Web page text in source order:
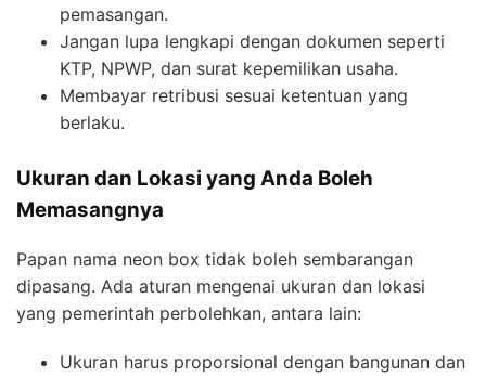
pemasangan.
Jangan lupa lengkapi dengan dokumen seperti
KTP, NPWP, dan surat kepemilikan usaha.
Membayar retribusi sesuai ketentuan yang
berlaku.
Ukuran dan Lokasi yang Anda Boleh
Memasangnya
Papan nama neon box tidak boleh sembarangan
dipasang. Ada aturan mengenai ukuran dan lokasi
yang pemerintah perbolehkan, antara lain:
Ukuran harus proporsional dengan bangunan dan